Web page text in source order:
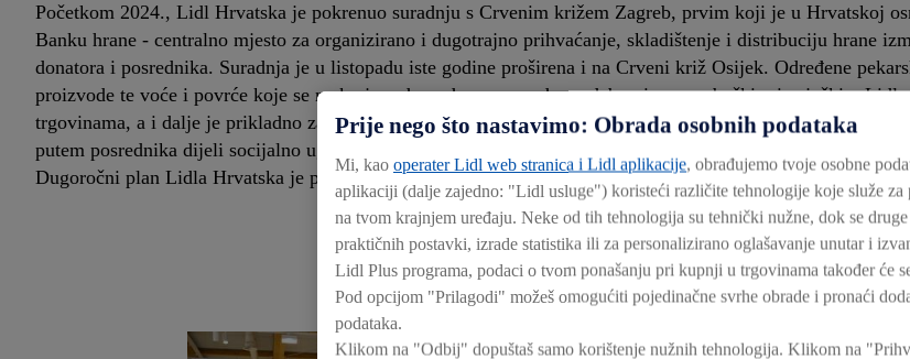
Početkom 2024., Lidl Hrvatska je pokrenuo suradnju s Crvenim križem Zagreb, prvim koji je u Hrvatskoj
Banku hrane - centralno mjesto za organizirano i dugotrajno prihvaćanje, skladištenje i distribuciju hrane
donatora i posrednika. Suradnja je u listopadu iste godine proširena i na Crveni križ Osijek. Određene
proizvode te voće i povrće koje se na kraju radnog dana ne proda u odabranim zagrebačkim i osječkim Lidl
trgovinama, a i dalje je prikladno za konzumaciju, Lidl Hrvatska donira Crvenom križu koji proizvode
putem posrednika dijeli socijalno ugroženim građanima Zagreba i Osijeka.
Dugoročni plan Lidla Hrvatska je proširiti suradnju i na druge aktivne banke hrane u Hrvatskoj.
Prije nego što nastavimo: Obrada osobnih podataka
Mi, kao operater Lidl web stranica i Lidl aplikacije, obrađujemo tvoje osobne
aplikaciji (dalje zajedno: "Lidl usluge") koristeći različite tehnologije koje služe
na tvom krajnjem uređaju. Neke od tih tehnologija su tehnički nužne, dok se
praktičnih postavki, izrade statistika ili za personalizirano oglašavanje unutar i
Lidl Plus programa, podaci o tvom ponašanju pri kupnji u trgovinama također će
Pod opcijom "Prilagodi" možeš omogućiti pojedinačne svrhe obrade i pronaći
podataka.
Klikom na "Odbij" dopuštaš samo korištenje nužnih tehnologija. Klikom na